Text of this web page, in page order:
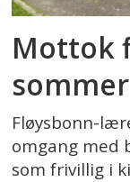
Mottok
sommer
Fløysbonn-
omgang med
som frivillig i